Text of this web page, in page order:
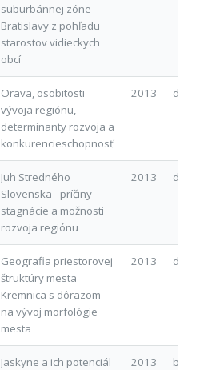
suburbánnej zóne
Bratislavy z pohľadu
starostov vidieckych
obcí
Orava, osobitosti
vývoja regiónu,
determinanty rozvoja a
konkurencieschopnosť
2013 d
Juh Stredného
Slovenska - príčiny
stagnácie a možnosti
rozvoja regiónu
2013 d
Geografia priestorovej
štruktúry mesta
Kremnica s dôrazom
na vývoj morfológie
mesta
2013 d
Jaskyne a ich potenciál
2013 b